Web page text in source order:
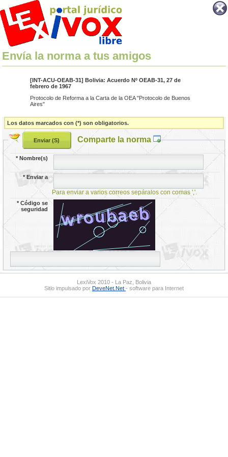
Envía la norma a tus amigos
[INT-ACU-OEAB-31] Bolivia: Acuerdo Nº OEAB-31, 27 de
febrero de 1967
Protocolo de Reforma a la Carta de la OEA "Protocolo de Buenos
Aires"
Los datos marcados con (*) son obligatorios.
Comparte la norma
*Nombre(s)
*Enviar a
Para enviar a varios correos sepáralos con comas ','.
*Código se
seguridad
LexiVox 2010 - La Paz, Bolivia
Sitio impulsado por DeveNet.Net - software para Internet